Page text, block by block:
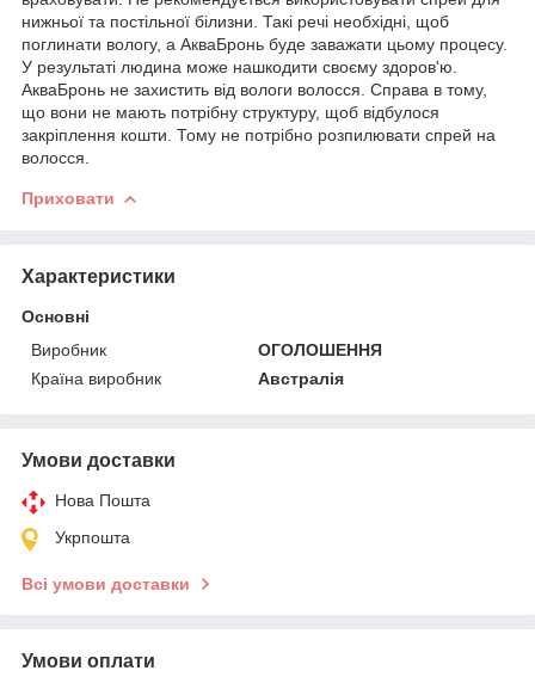
нижньої та постільної білизни. Такі речі необхідні, щоб
поглинати вологу, а АкваБронь буде заважати цьому процесу.
У результаті людина може нашкодити своєму здоров'ю.
АкваБронь не захистить від вологи волосся. Справа в тому,
що вони не мають потрібну структуру, щоб відбулося
закріплення кошти. Тому не потрібно розпилювати спрей на
волосся.
Приховати
Характеристики
Основні
Виробник
ОГОЛОШЕННЯ
Країна виробник
Австралія
Умови доставки
Нова Пошта
Укрпошта
Всі умови доставки
Умови оплати